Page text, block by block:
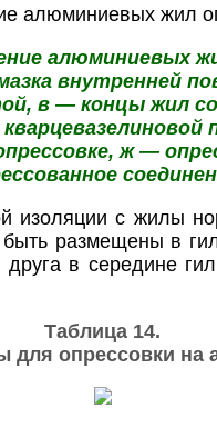
алюминиевых
внутренней
в — концы жил
ж —
изоляции с жилы
размещены в
друга в середине
Таблица 14.
для опрессовки